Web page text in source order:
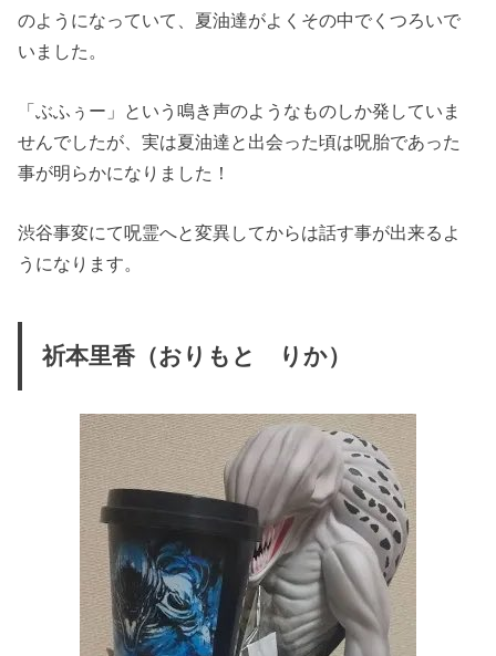
のようになっていて、夏油達がよくその中でくつろいで
いました。
「ぶふぅー」という鳴き声のようなものしか発していま
せんでしたが、実は夏油達と出会った頃は呪胎であった
事が明らかになりました！
渋谷事変にて呪霊へと変異してからは話す事が出来るよ
うになります。
祈本里香（おりもと りか）